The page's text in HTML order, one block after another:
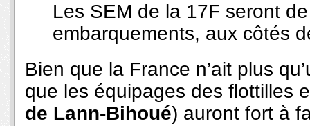
Les SEM de la 17F seront
embarquements, aux côtés
Bien que la France n’ait plus
que les équipages des flottilles
de Lann-Bihoué) auront fort à